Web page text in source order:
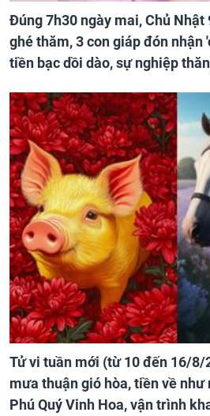
Đúng 7h30 ngày mai, Chủ Nhật
ghé thăm, 3 con giáp đón nhận
tiền bạc dồi dào, sự nghiệp
Tử vi tuần mới (từ 10 đến 16/8/
mưa thuận gió hòa, tiền về như
Phú Quý Vinh Hoa, vận trình